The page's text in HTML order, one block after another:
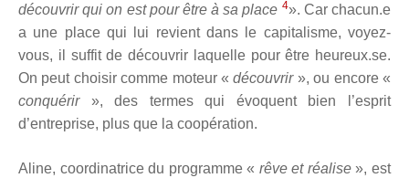
découvrir qui on est pour être à sa place 4». Car chacun.e
a une place qui lui revient dans le capitalisme, voyez-
vous, il suffit de découvrir laquelle pour être heureux.se.
On peut choisir comme moteur «découvrir», ou encore «
conquérir», des termes qui évoquent bien l’esprit
d’entreprise, plus que la coopération.
Aline, coordinatrice du programme « rêve et réalise», est